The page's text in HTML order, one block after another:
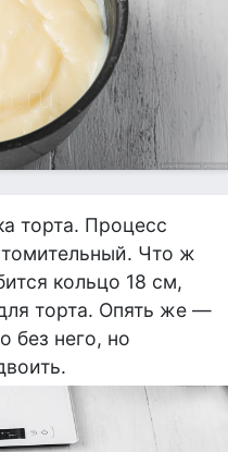
торта. Процесс
Что ж
кольцо 18 см,
торта. Опять же —
без него, но